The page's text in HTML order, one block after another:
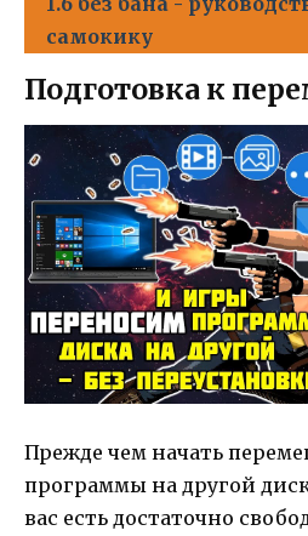
самокику
Подготовка к
Прежде чем начать
программы на другой
вас есть достаточно